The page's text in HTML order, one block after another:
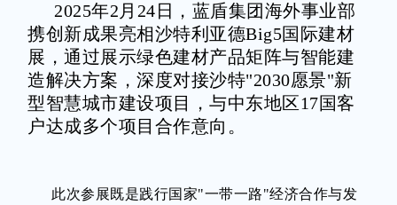
2025年2月24日，蓝盾集团海外事业部
携创新成果亮相沙特利亚德Big5国际建材
展，通过展示绿色建材产品矩阵与智能建
造解决方案，深度对接沙特"2030愿景"新
型智慧城市建设项目，与中东地区17国客
户达成多个项目合作意向。
此次参展既是践行国家"一带一路"经济合作与发